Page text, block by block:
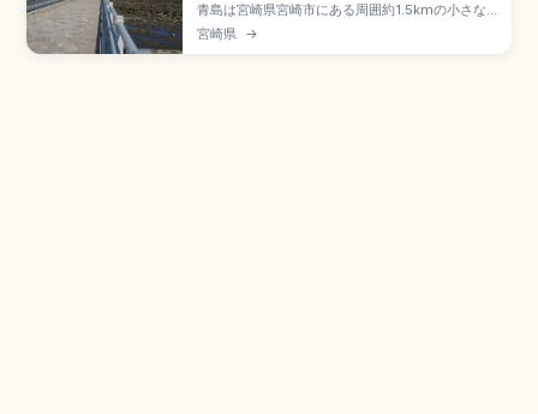
青島は宮崎県宮崎市にある周囲約1.5kmの小さな
島で、橋で歩いて渡れる島の中央に縁結びの青島
神社が鎮座する宮崎の海辺スポット。御祭神は彦
宮崎県 →